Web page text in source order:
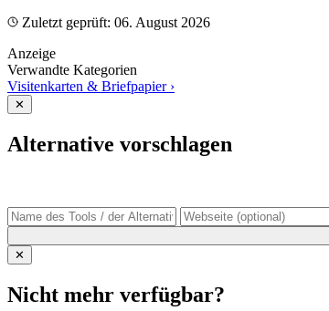
Zuletzt geprüft: 06. August 2026
Anzeige
Verwandte Kategorien
Visitenkarten & Briefpapier ›
✕
Alternative vorschlagen
✕
Nicht mehr verfügbar?